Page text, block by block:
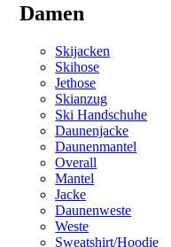
Damen
Skijacken
Skihose
Jethose
Skianzug
Ski Handschuhe
Daunenjacke
Daunenmantel
Overall
Mantel
Jacke
Daunenweste
Weste
Sweatshirt/Hoodie